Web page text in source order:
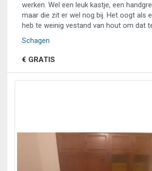
werken. Wel een leuk kastje, een
maar die zit er wel nog bij. Het oogt als
heb te weinig vestand van hout om dat
Schagen
€ GRATIS